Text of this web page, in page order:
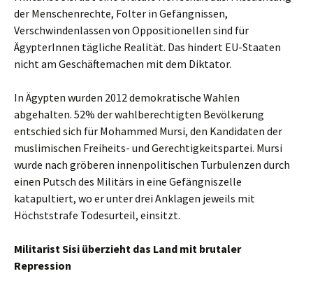
der Menschenrechte, Folter in Gefängnissen,
Verschwindenlassen von Oppositionellen sind für
ÄgypterInnen tägliche Realität. Das hindert EU-Staaten
nicht am Geschäftemachen mit dem Diktator.
In Ägypten wurden 2012 demokratische Wahlen
abgehalten. 52% der wahlberechtigten Bevölkerung
entschied sich für Mohammed Mursi, den Kandidaten der
muslimischen Freiheits- und Gerechtigkeitspartei. Mursi
wurde nach gröberen innenpolitischen Turbulenzen durch
einen Putsch des Militärs in eine Gefängniszelle
katapultiert, wo er unter drei Anklagen jeweils mit
Höchststrafe Todesurteil, einsitzt.
Militarist Sisi überzieht das Land mit brutaler
Repression